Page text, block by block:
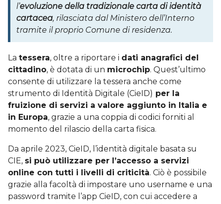
l’evoluzione della tradizionale carta di identità
cartacea, rilasciata dal Ministero dell’Interno
tramite il proprio Comune di residenza.
La tessera, oltre a riportare i dati anagrafici del
cittadino, è dotata di un microchip. Quest’ultimo
consente di utilizzare la tessera anche come
strumento di Identità Digitale (CieID) per la
fruizione di servizi a valore aggiunto in Italia e
in Europa, grazie a una coppia di codici forniti al
momento del rilascio della carta fisica.
Da aprile 2023, CieID, l’identità digitale basata su
CIE, si può utilizzare per l’accesso a servizi
online con tutti i livelli di criticità. Ciò è possibile
grazie alla facoltà di impostare uno username e una
password tramite l’app CieID, con cui accedere a